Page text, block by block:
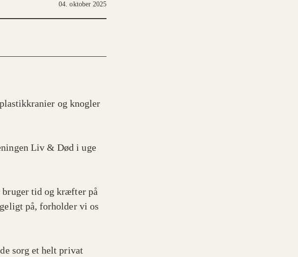
04. oktober 2025
og knogler
Liv & Død i uge
tid og kræfter på
på, forholder vi os
sorg et helt privat